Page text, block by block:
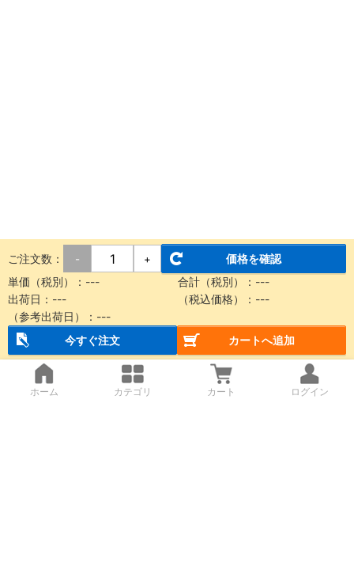
ご注文数： - +
価格を確認
単価（税別）： --- 合計（税別）： ---
出荷日： --- （税込価格）： ---
（参考出荷日）： ---
今すぐ注文
カートへ追加
ホーム カテゴリ カート ログイン